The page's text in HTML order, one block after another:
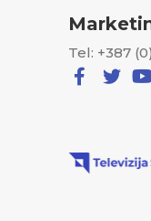
Tel: +387